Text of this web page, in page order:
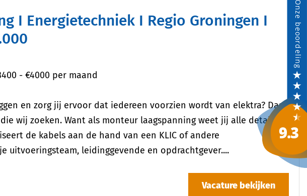
- €4000 per maand
en zorg jij ervoor dat iedereen voorzien wordt van elektra? Dan
wij zoeken. Want als monteur laagspanning weet jij alle details
de kabels aan de hand van een KLIC of andere
uitvoeringsteam, leidinggevende en opdrachtgever....
Vacature bekijken